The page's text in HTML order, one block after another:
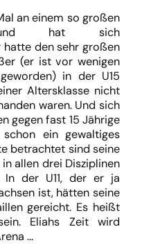
an einem so großen
hat sich
hatte den sehr großen
(er ist vor wenigen
in der U15
Altersklasse nicht
waren. Und sich
gegen fast 15 Jährige
ein gewaltiges
betrachtet sind seine
allen drei Disziplinen
In der U11, der er ja
ist, hätten seine
gereicht. Es heißt
Eliahs Zeit wird
…